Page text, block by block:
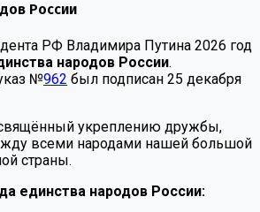
России
РФ Владимира Путина 2026 год
народов России.
№962 был подписан 25 декабря
укреплению дружбы,
всеми народами нашей большой
страны.
единства народов России: